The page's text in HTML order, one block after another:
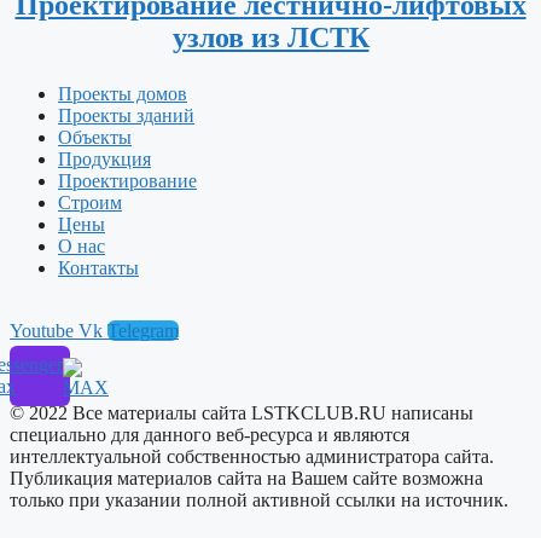
узлов из ЛСТК
Проекты домов
Проекты зданий
Объекты
Продукция
Проектирование
Строим
Цены
О нас
Контакты
Youtube Vk Telegram
© 2022 Все материалы сайта LSTKCLUB.RU написаны
специально для данного веб-ресурса и являются
интеллектуальной собственностью администратора сайта.
Публикация материалов сайта на Вашем сайте возможна
только при указании полной активной ссылки на источник.